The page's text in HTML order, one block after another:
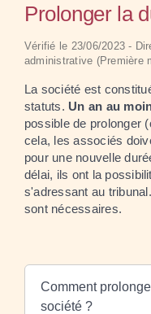
Prolonger la
Vérifié le 23/06/2023 -
administrative (Première
La société est
statuts. Un an au
possible de prolonger
cela, les associés
pour une nouvelle
délai, ils ont la
s'adressant au
sont nécessaires.
Comment
société ?